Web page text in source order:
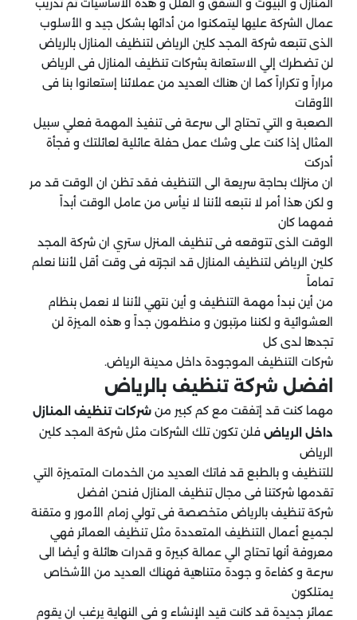
عمال الشركة عليها ليتمكنوا من أدائها بشكل جيد و الأسلوب
الذى تتبعه شركة المجد كلين الرياض لتنظيف المنازل بالرياض
لن تضطرك إلي الاستعانة بشركات تنظيف المنازل فى الرياض
مراراً و تكراراً كما ان هناك العديد من عملائنا إستعانوا بنا فى
الأوقات
الصعبة و التي تحتاج الى سرعة فى تنفيذ المهمة فعلي سبيل
المثال إذا كنت على وشك عمل حفلة عائلية لعائلتك و فجأة
أدركت
ان منزلك بحاجة سريعة الى التنظيف فقد تظن ان الوقت قد مر
و لكن هذا أمر لا نتبعه لأننا لا نيأس من عامل الوقت أبداً
فمهما كان
الوقت الذى تتوقعه فى تنظيف المنزل ستري ان شركة المجد
كلين الرياض لتنظيف المنازل قد انجزته فى وقت أقل لأننا نعلم
تماماً
من أين نبدأ مهمة التنظيف و أين نتهي لأننا لا نعمل بنظام
العشوائية و لكننا مرتبون و منظمون جداً و هذه الميزة لن
تجدها لدى كل
شركات التنظيف الموجودة داخل مدينة الرياض.
افضل شركة تنظيف بالرياض
مهما كنت قد إتفقت مع كم كبير من شركات تنظيف المنازل
داخل الرياض فلن تكون تلك الشركات مثل شركة المجد كلين
الرياض
للتنظيف و بالطبع قد فاتك العديد من الخدمات المتميزة التي
تقدمها شركتنا فى مجال تنظيف المنازل فنحن افضل
شركة تنظيف بالرياض متخصصة فى تولي زمام الأمور و متقنة
لجميع أعمال التنظيف المتعددة مثل تنظيف العمائر فهي
معروفة أنها تحتاج الي عمالة كبيرة و قدرات هائلة و أيضا الى
سرعة و كفاءة و جودة متناهية فهناك العديد من الأشخاص
يمتلكون
عمائر جديدة قد كانت قيد الإنشاء و فى النهاية يرغب ان يقوم